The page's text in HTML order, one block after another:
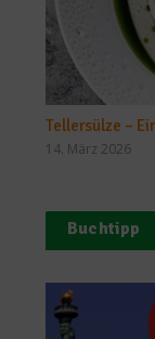
Tellersülze –
14. März 2026
Buchtipp